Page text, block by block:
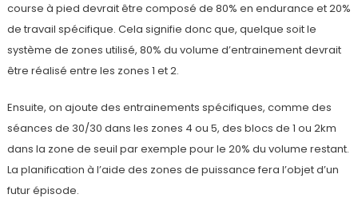
course à pied devrait être composé de 80% en endurance et 20%
de travail spécifique. Cela signifie donc que, quelque soit le
système de zones utilisé, 80% du volume d’entrainement devrait
être réalisé entre les zones 1 et 2.
Ensuite, on ajoute des entrainements spécifiques, comme des
séances de 30/30 dans les zones 4 ou 5, des blocs de 1 ou 2km
dans la zone de seuil par exemple pour le 20% du volume restant.
La planification à l’aide des zones de puissance fera l’objet d’un
futur épisode.